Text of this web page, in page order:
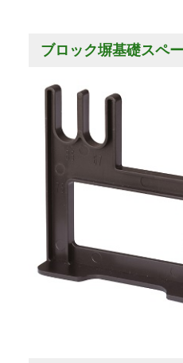
ブロック塀基礎スペ